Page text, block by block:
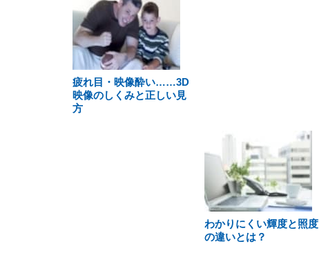
疲れ目・映像酔い……3D
映像のしくみと正しい見
方
わかりにくい輝度と照度
の違いとは？